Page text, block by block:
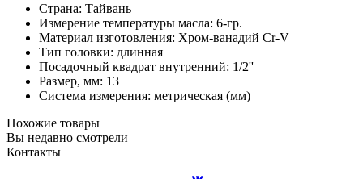
Страна: Тайвань
Измерение температуры масла: 6-гр.
Материал изготовления: Хром-ванадий Cr-V
Тип головки: длинная
Посадочный квадрат внутренний: 1/2''
Размер, мм: 13
Система измерения: метрическая (мм)
Похожие товары
Вы недавно смотрели
Контакты